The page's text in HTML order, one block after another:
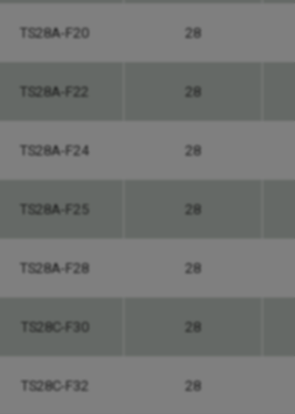
TS28A-F20 28
TS28A-F22 28
TS28A-F24 28
TS28A-F25 28
TS28A-F28 28
TS28C-F30 28
TS28C-F32 28